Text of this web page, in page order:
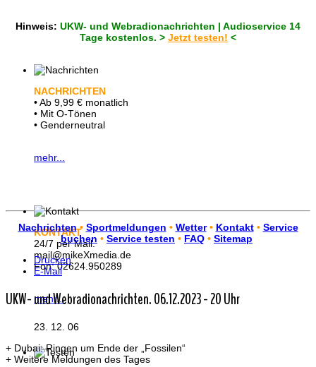
Hinweis: UKW- und Webradionachrichten | Audioservice 14
Tage kostenlos. > Jetzt testen! <
NACHRICHTEN
• Ab 9,99 € monatlich
• Mit O-Tönen
• Genderneutral
mehr...
KONTAKT
24/7 per Mail.
mail@mikeXmedia.de
Fon: 02624.950289
mehr...
Nachrichten• Sportmeldungen • Wetter• Kontakt • Service
buchen • Service testen • FAQ • Sitemap
Drucken
E-Mail
UKW- und Webradionachrichten. 06.12.2023 - 20 Uhr
23. 12. 06
+ Dubai: Ringen um Ende der „Fossilen“
+ Weitere Meldungen des Tages